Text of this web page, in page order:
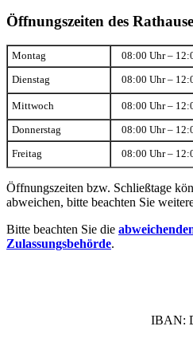
Öffnungszeiten des
Montag 08:00 Uhr –
Dienstag 08:00 Uhr –
Mittwoch 08:00 Uhr –
Donnerstag 08:00 Uhr –
Freitag 08:00 Uhr –
Öffnungszeiten bzw. Schließtage
abweichen, bitte beachten Sie
Bitte beachten Sie die
Zulassungsbehörde.
IBAN: